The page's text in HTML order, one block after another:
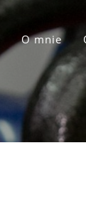
O mnie